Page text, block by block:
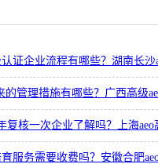
证企业流程有哪些？湖南长
的管理措施有哪些？广西高级
复核一次企业了解吗？上海
服务需要收费吗？安徽合肥